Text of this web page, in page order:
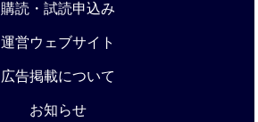
購読・試読申込み
運営ウェブサイト
広告掲載について
お知らせ